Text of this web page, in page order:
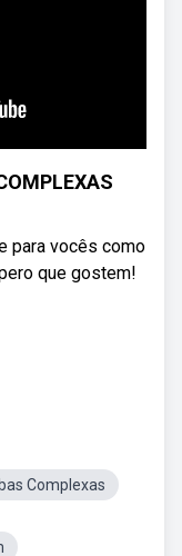
para vocês como
que gostem!
Complexas